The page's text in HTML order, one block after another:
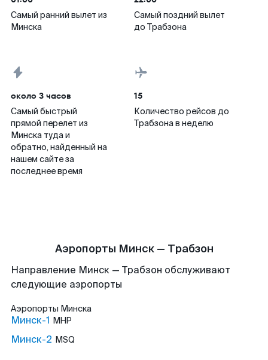
Самый ранний вылет из
Минска
Самый поздний вылет
до Трабзона
около 3 часов
Самый быстрый
прямой перелет из
Минска туда и
обратно, найденный на
нашем сайте за
последнее время
15
Количество рейсов до
Трабзона в неделю
Аэропорты Минск — Трабзон
Направление Минск — Трабзон обслуживают
следующие аэропорты
Аэропорты Минска
Минск-1 MHP
Минск-2 MSQ